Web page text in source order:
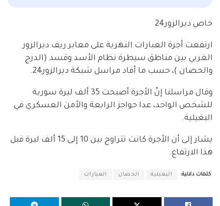
خاص ديرالزور24
ارتفعت أجرة العبارات النهرية على معابر ريف ديرالزور
الغربي بين مناطق سيطرة نظام الأسد وقسد (الدرج
والحصان )، حسب ما أفاد مراسل شبكة ديرالزور24.
وقال مراسلنا إنّ الأجرة أصبحت 35 ألف ليرة سورية
للشخص الواحد، عدا حواجز الرابعة والأمن العسكري في
البغيلية.
يشار إلى أن الأجرة كانت تتراوح بين 10 إلى 15 ألف ليرة قبل
هذا الارتفاع.
كلمات دلالية: البغيلية الحصان العبارات